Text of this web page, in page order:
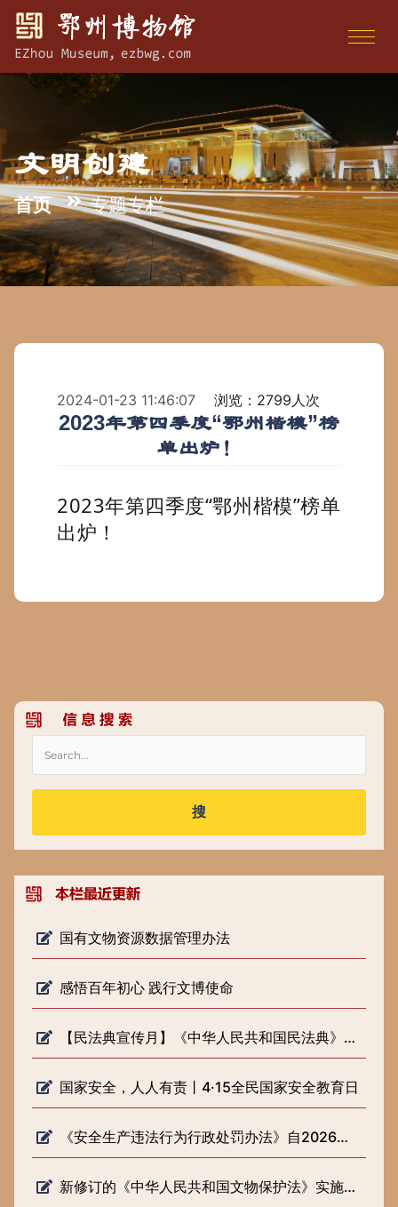
文明创建
首页 专题专栏
2024-01-23 11:46:07 浏览：2799人次
2023年第四季度“鄂州楷模”榜
单出炉！
2023年第四季度“鄂州楷模”榜单
出炉！
搜
国有文物资源数据管理办法
感悟百年初心 践行文博使命
【民法典宣传月】《中华人民共和国民法典》知识普及
国家安全，人人有责丨4·15全民国家安全教育日
《安全生产违法行为行政处罚办法》自2026年2月1日起施行
新修订的《中华人民共和国文物保护法》实施一周年